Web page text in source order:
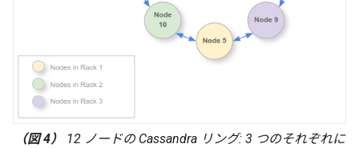
（図 4）
12 ノードの Cassandra リング: 3 つのそれぞれに